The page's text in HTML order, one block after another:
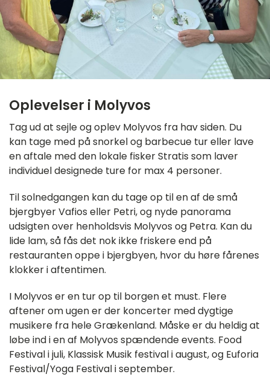
Oplevelser i Molyvos
Tag ud at sejle og oplev Molyvos fra hav siden. Du
kan tage med på snorkel og barbecue tur eller lave
en aftale med den lokale fisker Stratis som laver
individuel designede ture for max 4 personer.
Til solnedgangen kan du tage op til en af de små
bjergbyer Vafios eller Petri, og nyde panorama
udsigten over henholdsvis Molyvos og Petra. Kan du
lide lam, så fås det nok ikke friskere end på
restauranten oppe i bjergbyen, hvor du høre fårenes
klokker i aftentimen.
I Molyvos er en tur op til borgen et must. Flere
aftener om ugen er der koncerter med dygtige
musikere fra hele Grækenland. Måske er du heldig at
løbe ind i en af Molyvos spændende events. Food
Festival i juli, Klassisk Musik festival i august, og Euforia
Festival/Yoga Festival i september.